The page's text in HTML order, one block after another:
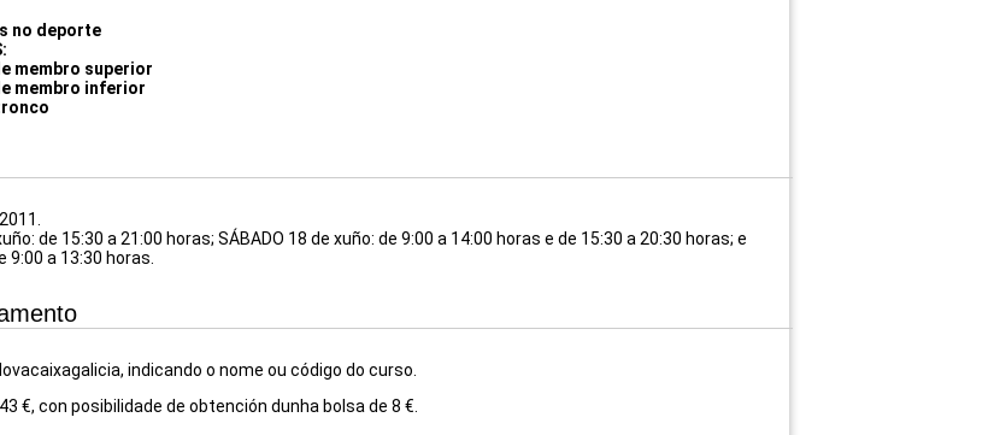
no deporte
membro superior
membro inferior
de 15:30 a 21:00 horas; SÁBADO 18 de xuño: de 9:00 a 14:00 horas e de 15:30 a 20:30 horas; e
9:00 a 13:30 horas.
indicando o nome ou código do curso.
€, con posibilidade de obtención dunha bolsa de 8 €.